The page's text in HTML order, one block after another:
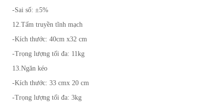
-Sai số: ±5%
12.Tấm truyền tĩnh mạch
-Kích thước: 40cm x32 cm
-Trọng lượng tối đa: 11kg
13.Ngăn kéo
-Kích thước: 33 cmx 20 cm
-Trọng lượng tối đa: 3kg